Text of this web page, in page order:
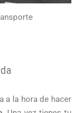
a la hora de hacer